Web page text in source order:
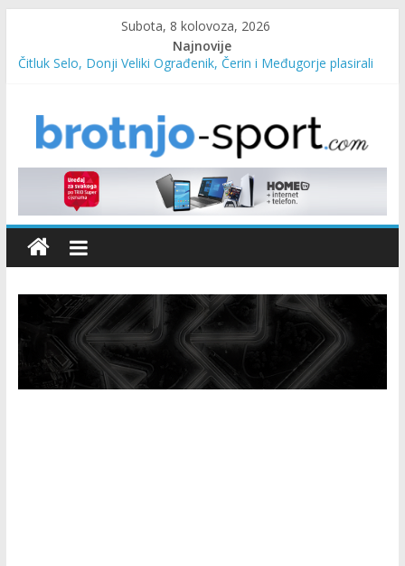
Subota, 8 kolovoza, 2026
Najnovije
Čitluk Selo, Donji Veliki Ograđenik, Čerin i Međugorje plasirali
Marin Čilić napredovao na ATP ljestvici
Poznati polufinalisti MNL MZ općine Čitluk – Brotnjo 2026.
Predsjednica Vlade Marija Buhač, ministar Ivo Bevanda i
načelnik Marin Radišić čestitali organizatoricama na realizaciji
sportsko edukativnog kampa “Izlazi vani”